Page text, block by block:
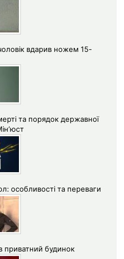
вдарив ножем 15-
та порядок державної
особливості та переваги
приватний будинок